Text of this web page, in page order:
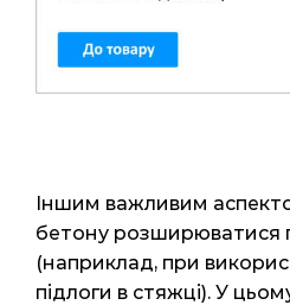
Іншим важливим
бетону розширюватися
(наприклад, при
підлоги в стяжці). У